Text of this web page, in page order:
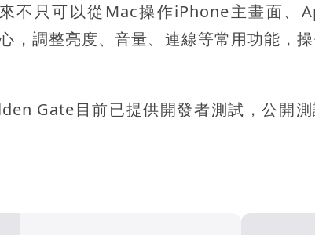
不只可以從Mac操作iPhone主畫面、
，調整亮度、音量、連線等常用功能，
Gate目前已提供開發者測試，公開